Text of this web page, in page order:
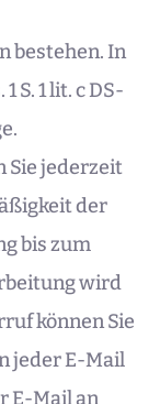
bestehen. In
S. 1 lit. c DS-
Sie jederzeit
der
bis zum
wird
können Sie
jeder E-Mail
E-Mail an